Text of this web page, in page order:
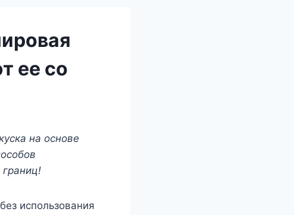
ее со
на основе
границ!
использования